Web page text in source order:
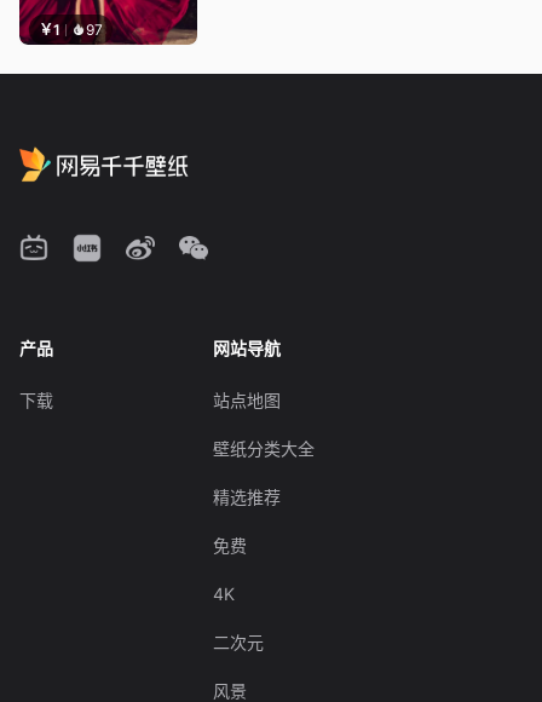
￥1 97
产品
下载
网站导航
站点地图
壁纸分类大全
精选推荐
免费
4K
二次元
风景